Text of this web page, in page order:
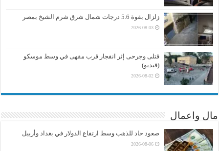
زلزال بقوة 5.6 درجات شمال شرق شرم الشيخ بمصر
2026-08-03
قتلى وجرحى إثر انفجار قرب مقهى في وسط موسكو
(فيديو)
2026-08-02
مال واعمال
صعود حاد للذهب وسط ارتفاع الدولار في بغداد وأربيل
2026-08-06